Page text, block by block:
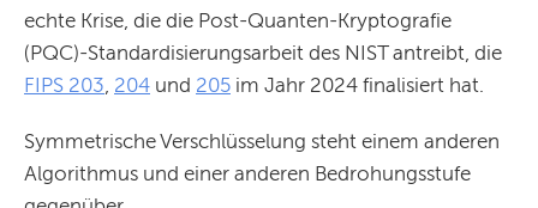
echte Krise, die die Post-Quanten-Kryptografie
(PQC)-Standardisierungsarbeit des NIST antreibt, die
FIPS 203 204 und 205 im Jahr 2024 finalisiert hat.
Symmetrische Verschlüsselung steht einem anderen
Algorithmus und einer anderen Bedrohungsstufe